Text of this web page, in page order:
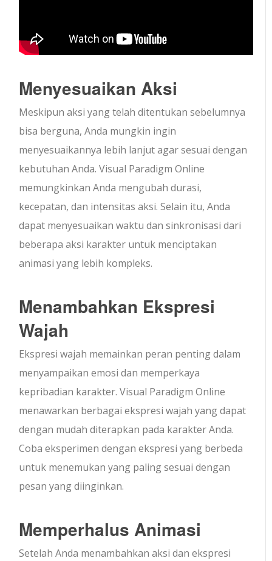
Menyesuaikan Aksi
Meskipun aksi yang telah ditentukan sebelumnya
bisa berguna, Anda mungkin ingin
menyesuaikannya lebih lanjut agar sesuai dengan
kebutuhan Anda. Visual Paradigm Online
memungkinkan Anda mengubah durasi,
kecepatan, dan intensitas aksi. Selain itu, Anda
dapat menyesuaikan waktu dan sinkronisasi dari
beberapa aksi karakter untuk menciptakan
animasi yang lebih kompleks.
Menambahkan Ekspresi
Wajah
Ekspresi wajah memainkan peran penting dalam
menyampaikan emosi dan memperkaya
kepribadian karakter. Visual Paradigm Online
menawarkan berbagai ekspresi wajah yang dapat
dengan mudah diterapkan pada karakter Anda.
Coba eksperimen dengan ekspresi yang berbeda
untuk menemukan yang paling sesuai dengan
pesan yang diinginkan.
Memperhalus Animasi
Setelah Anda menambahkan aksi dan ekspresi